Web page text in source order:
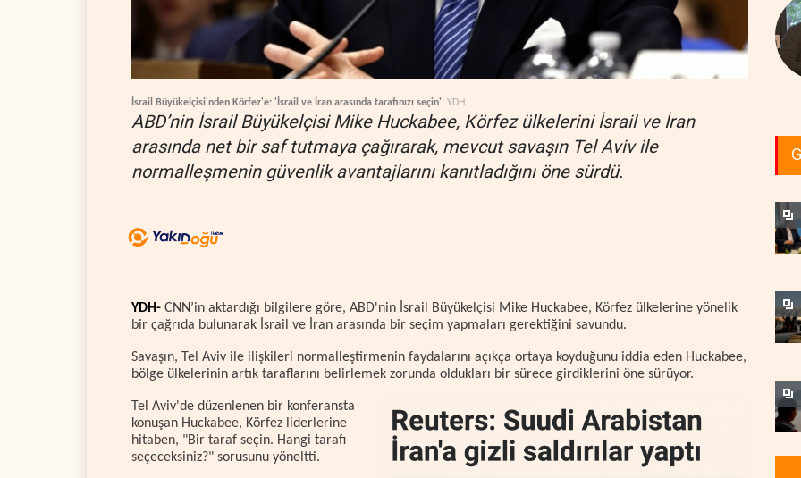
İsrail Büyükelçisi'nden Körfez'e: 'İsrail ve İran arasında tarafınızı seçin' YDH
ABD’nin İsrail Büyükelçisi Mike Huckabee, Körfez ülkelerini İsrail ve İran
arasında net bir saf tutmaya çağırarak, mevcut savaşın Tel Aviv ile
normalleşmenin güvenlik avantajlarını kanıtladığını öne sürdü.
YDH- CNN’in aktardığı bilgilere göre, ABD'nin İsrail Büyükelçisi Mike Huckabee, Körfez ülkelerine yönelik
bir çağrıda bulunarak İsrail ve İran arasında bir seçim yapmaları gerektiğini savundu.
Savaşın, Tel Aviv ile ilişkileri normalleştirmenin faydalarını açıkça ortaya koyduğunu iddia eden Huckabee,
bölge ülkelerinin artık taraflarını belirlemek zorunda oldukları bir sürece girdiklerini öne sürüyor.
Tel Aviv'de düzenlenen bir konferansta
konuşan Huckabee, Körfez liderlerine
hitaben, "Bir taraf seçin. Hangi tarafı
seçeceksiniz?" sorusunu yöneltti.